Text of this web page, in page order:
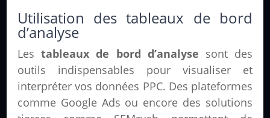
Utilisation des tableaux de bord
d’analyse
Lestableaux de bord d’analyse sont des
outils indispensables pour visualiser et
interpréter vos données PPC. Des plateformes
comme Google Ads ou encore des solutions